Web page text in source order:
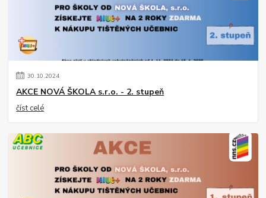
30.10.2024
AKCE NOVÁ ŠKOLA s.r.o. - 2. stupeň
číst celé